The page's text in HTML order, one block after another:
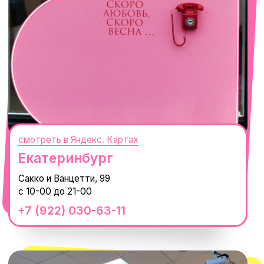
+7 (932) 602-41-15
ТРК «Европолис Ростокино»
ул. Проспект Мира, 211 к2
с 10-00 до 22-00
Москва
РАНЬШЕ ВСЕХ